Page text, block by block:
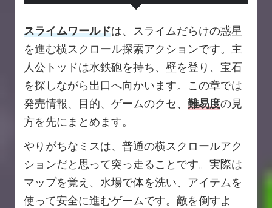
スライムワールドは、スライムだらけの惑星
を進む横スクロール探索アクションです。主
人公トッドは水鉄砲を持ち、壁を登り、宝石
を探しながら出口へ向かいます。この章では
発売情報、目的、ゲームのクセ、 難易度の見
方を先にまとめます。
やりがちなミスは、普通の横スクロールアク
ションだと思って突っ走ることです。実際は
マップを覚え、水場で体を洗い、アイテムを
使って安全に進むゲームです。敵を倒すよ